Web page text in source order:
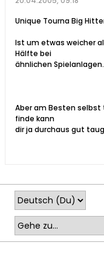
Unique Tourna Big
Ist um etwas weicher
Hälfte bei
ähnlichen Spielanlagen.
Aber am Besten selbst
finde kann
dir ja durchaus gut